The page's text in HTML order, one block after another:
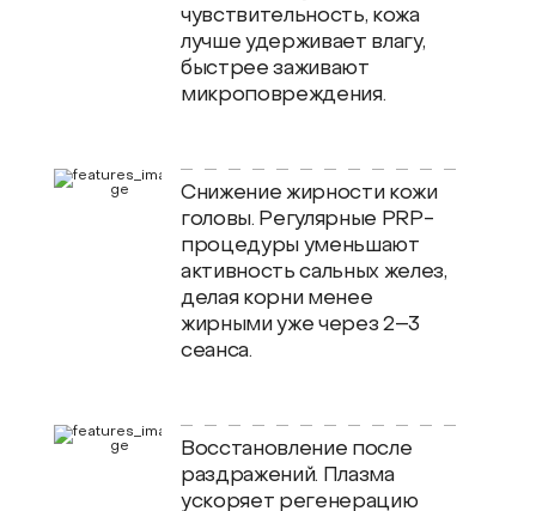
чувствительность, кожа
лучше удерживает влагу,
быстрее заживают
микроповреждения.
Снижение жирности кожи
головы. Регулярные PRP-
процедуры уменьшают
активность сальных желез,
делая корни менее
жирными уже через 2–3
сеанса.
Восстановление после
раздражений. Плазма
ускоряет регенерацию